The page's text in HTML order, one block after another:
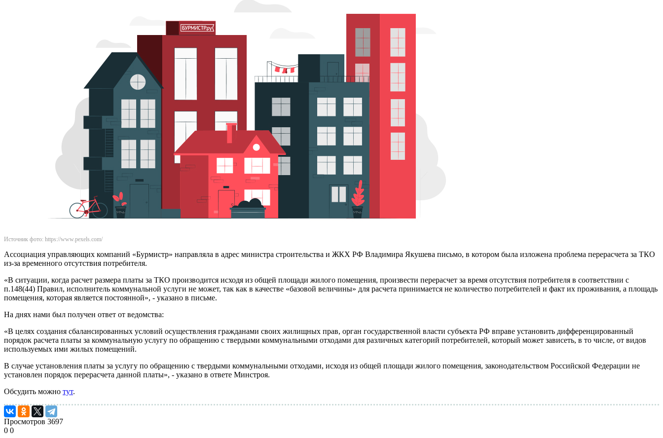
Источник фото: https://www.pexels.com/
Ассоциация управляющих компаний «Бурмистр» направляла в адрес министра строительства и ЖКХ РФ Владимира Якушева письмо, в котором была изложена проблема перерасчета за ТКО
из-за временного отсутствия потребителя.
«В ситуации, когда расчет размера платы за ТКО производится исходя из общей площади жилого помещения, произвести перерасчет за время отсутствия потребителя в соответствии с
п.148(44) Правил, исполнитель коммунальной услуги не может, так как в качестве «базовой величины» для расчета принимается не количество потребителей и факт их проживания, а площадь
помещения, которая является постоянной», - указано в письме.
На днях нами был получен ответ от ведомства:
«В целях создания сбалансированных условий осуществления гражданами своих жилищных прав, орган государственной власти субъекта РФ вправе установить дифференцированный
порядок расчета платы за коммунальную услугу по обращению с твердыми коммунальными отходами для различных категорий потребителей, который может зависеть, в то числе, от видов
используемых ими жилых помещений.
В случае установления платы за услугу по обращению с твердыми коммунальными отходами, исходя из общей площади жилого помещения, законодательством Российской Федерации не
установлен порядок перерасчета данной платы», - указано в ответе Минстроя.
Обсудить можно тут.
Просмотров 3697
0 0